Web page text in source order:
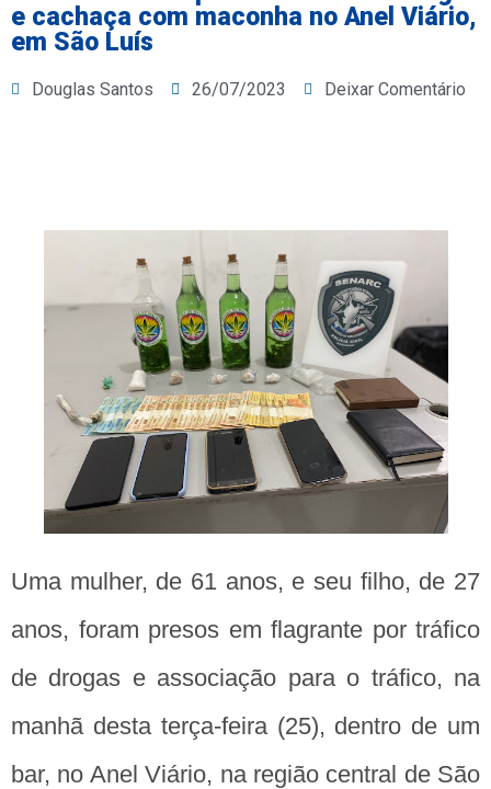
e cachaça com maconha no Anel Viário,
em São Luís
Douglas Santos 26/07/2023 Deixar Comentário
Uma mulher, de 61 anos, e seu filho, de 27
anos, foram presos em flagrante por tráfico
de drogas e associação para o tráfico, na
manhã desta terça-feira (25), dentro de um
bar, no Anel Viário, na região central de São